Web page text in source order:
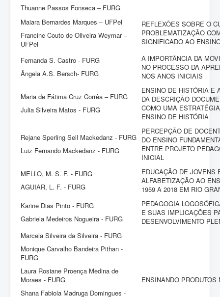
Thuanne Passos Fonseca – FURG
Maiara Bernardes Marques – UFPel
Francine Couto de Oliveira Weymar –
UFPel
REFLEXÕES SOBRE O
PROBLEMATIZAÇÃO
SIGNIFICADO AO
Fernanda S. Castro - FURG
Ângela A.S. Bersch- FURG
A IMPORTÂNCIA DA
NO PROCESSO DA
NOS ANOS INICIAIS
Maria de Fátima Cruz Corrêa – FURG
Julia Silveira Matos - FURG
ENSINO DE HISTÓRIA E
DA DESCRIÇÃO
COMO UMA
ENSINO DE HISTÓRIA
Rejane Sperling Sell Mackedanz - FURG
Luiz Fernando Mackedanz - FURG
PERCEPÇÃO DE
DO ENSINO
ENTRE PROJETO
INICIAL
MELLO, M. S. F. - FURG
AGUIAR, L. F. - FURG
EDUCAÇÃO DE JOVENS
ALFABETIZAÇÃO AO
1959 A 2018 EM RIO
Karine Dias Pinto - FURG
Gabriela Medeiros Nogueira - FURG
PEDAGOGIA
E SUAS IMPLICAÇÕES
DESENVOLVIMENTO
Marcela Silveira da Silveira - FURG
Monique Carvalho Bandeira Pithan -
FURG
Laura Rosiane Proença Medina de
Moraes - FURG
Shana Fabiola Madruga Domingues -
ENSINANDO PRODUTOS